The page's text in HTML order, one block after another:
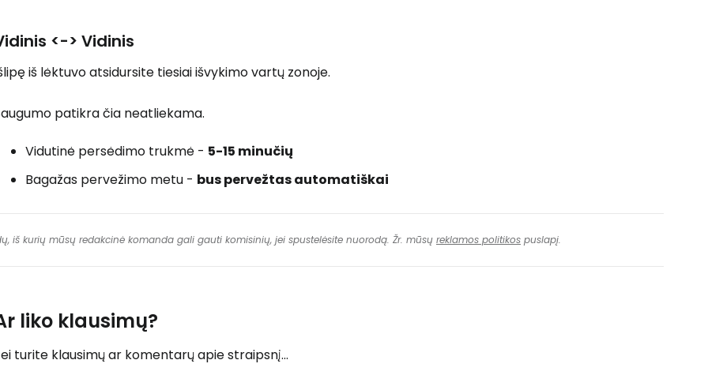
<-> Vidinis
iš lėktuvo atsidursite tiesiai išvykimo vartų zonoje.
patikra čia neatliekama.
Vidutinė persėdimo trukmė - 5-15 minučių
Bagažas pervežimo metu - bus pervežtas automatiškai
iš kurių mūsų redakcinė komanda gali gauti komisinių, jei spustelėsite nuorodą. Žr. mūsų reklamos politikos puslapį.
liko klausimų?
turite klausimų ar komentarų apie straipsnį...